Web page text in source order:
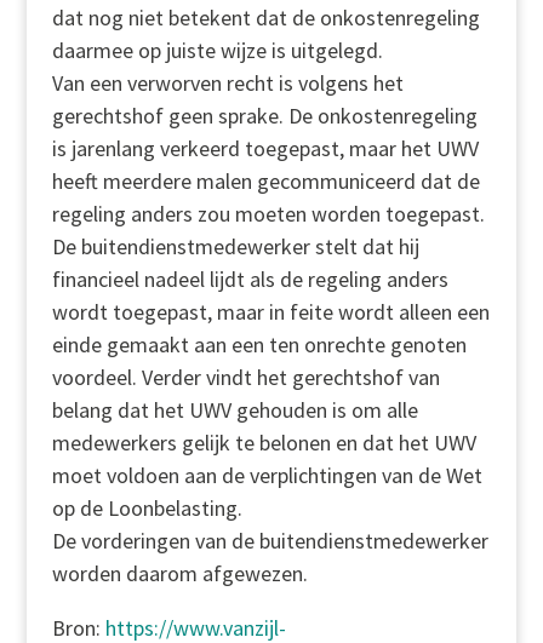
dat nog niet betekent dat de onkostenregeling
daarmee op juiste wijze is uitgelegd.
Van een verworven recht is volgens het
gerechtshof geen sprake. De onkostenregeling
is jarenlang verkeerd toegepast, maar het UWV
heeft meerdere malen gecommuniceerd dat de
regeling anders zou moeten worden toegepast.
De buitendienstmedewerker stelt dat hij
financieel nadeel lijdt als de regeling anders
wordt toegepast, maar in feite wordt alleen een
einde gemaakt aan een ten onrechte genoten
voordeel. Verder vindt het gerechtshof van
belang dat het UWV gehouden is om alle
medewerkers gelijk te belonen en dat het UWV
moet voldoen aan de verplichtingen van de Wet
op de Loonbelasting.
De vorderingen van de buitendienstmedewerker
worden daarom afgewezen.
Bron: https://www.vanzijl-